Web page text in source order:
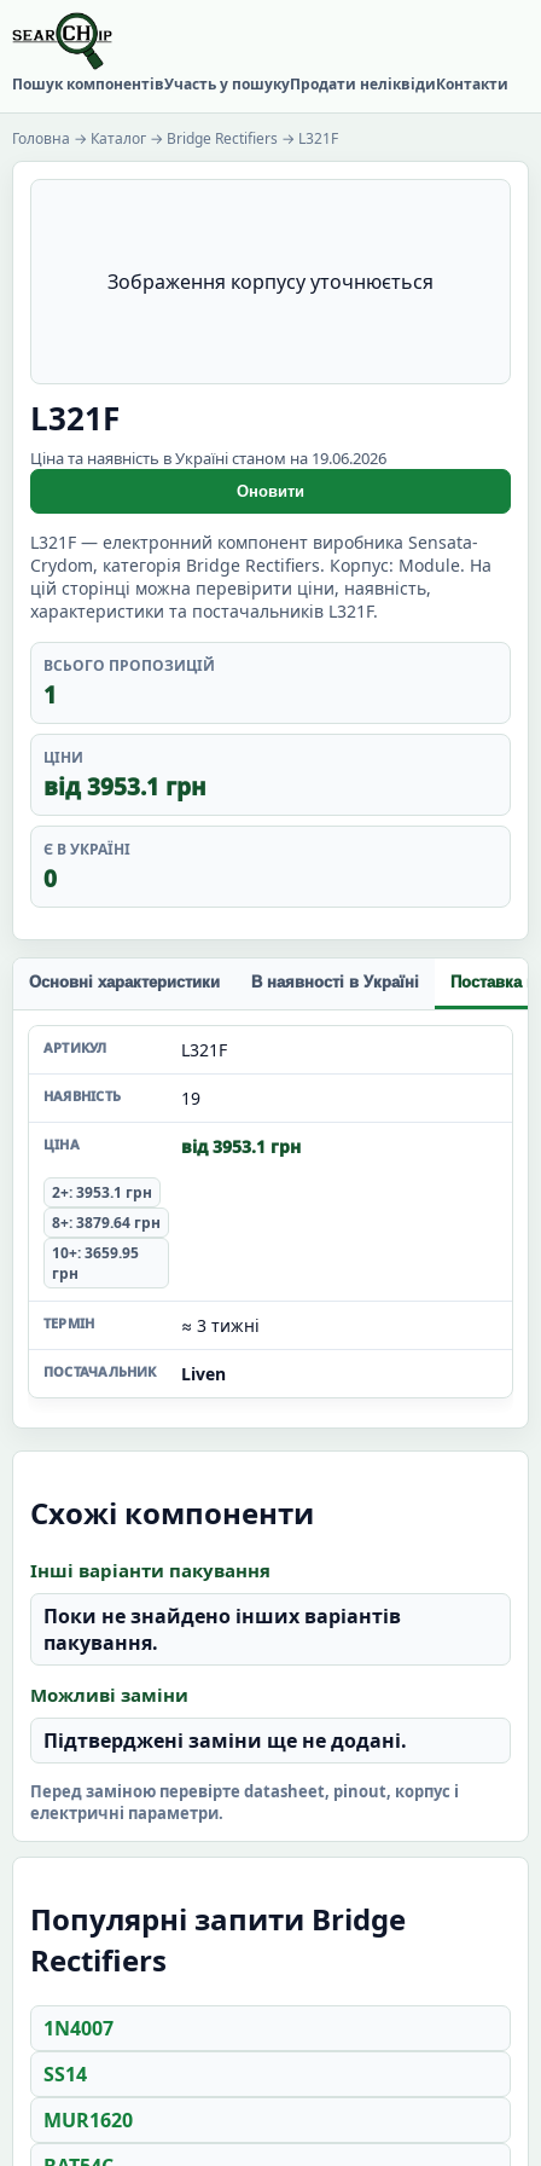
Пошук компонентівУчасть у пошукуПродати неліквідиКонтакти
Головна → Каталог → Bridge Rectifiers → L321F
Зображення корпусу уточнюється
L321F
Ціна та наявність в Україні станом на 19.06.2026
Оновити
L321F — електронний компонент виробника Sensata-
Crydom, категорія Bridge Rectifiers. Корпус: Module. На
цій сторінці можна перевірити ціни, наявність,
характеристики та постачальників L321F.
ВСЬОГО ПРОПОЗИЦІЙ
1
ЦІНИ
від 3953.1 грн
Є В УКРАЇНІ
0
Основні характеристики В наявності в Україні Поставка
L321F
19
від 3953.1 грн
2+: 3953.1 грн
8+: 3879.64 грн
10+: 3659.95
грн
≈ 3 тижні
Liven
Схожі компоненти
Інші варіанти пакування
Поки не знайдено інших варіантів
пакування.
Можливі заміни
Підтверджені заміни ще не додані.
Перед заміною перевірте datasheet, pinout, корпус і
електричні параметри.
Популярні запити Bridge
Rectifiers
1N4007
SS14
MUR1620